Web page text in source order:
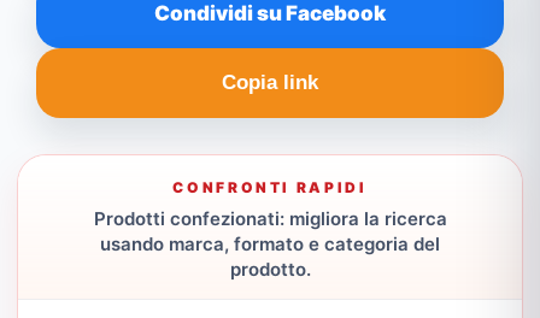
Condividi su Facebook
Copia link
CONFRONTI RAPIDI
Prodotti confezionati: migliora la ricerca
usando marca, formato e categoria del
prodotto.